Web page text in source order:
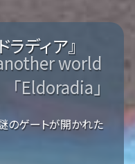
ディア』
world
「Eldoradia」
のゲートが開かれた